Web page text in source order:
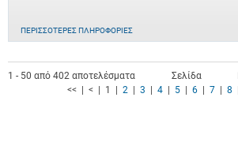
ΠΕΡΙΣΣΌΤΕΡΕΣ ΠΛΗΡΟΦΟΡΊΕΣ
1 - 50 από 402 αποτελέσματα
Σελίδα
<< | < | 1 | 2| 3 4| 5| 6| 7| 8